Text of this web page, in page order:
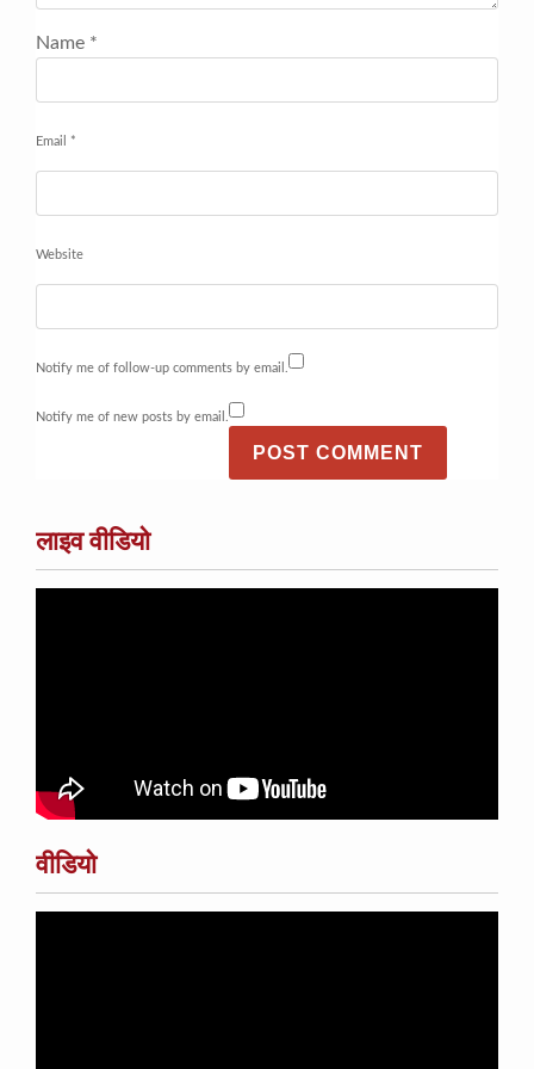
Name *
Email *
Website
Notify me of follow-up comments by email.
Notify me of new posts by email.
लाइव वीडियो
वीडियो